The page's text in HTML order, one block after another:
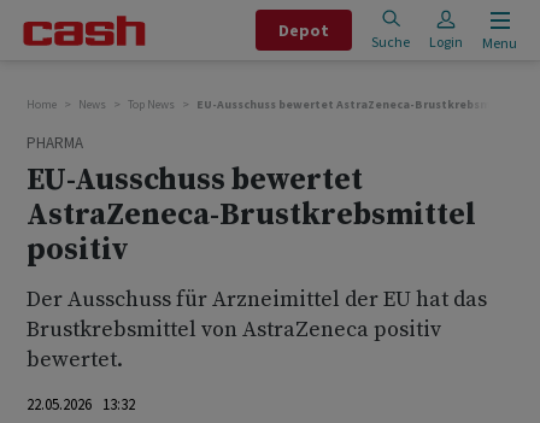
Depot
Suche Login Menu
Home News Top News EU-Ausschuss bewertet AstraZeneca-Brustkrebsmittel
PHARMA
EU-Ausschuss bewertet
AstraZeneca-Brustkrebsmittel
positiv
Der Ausschuss für Arzneimittel der EU hat das
Brustkrebsmittel von AstraZeneca positiv
bewertet.
22.05.2026 13:32